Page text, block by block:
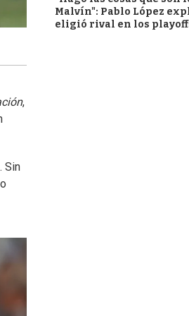
,
Sin
Malvín": Pablo López
eligió rival en los